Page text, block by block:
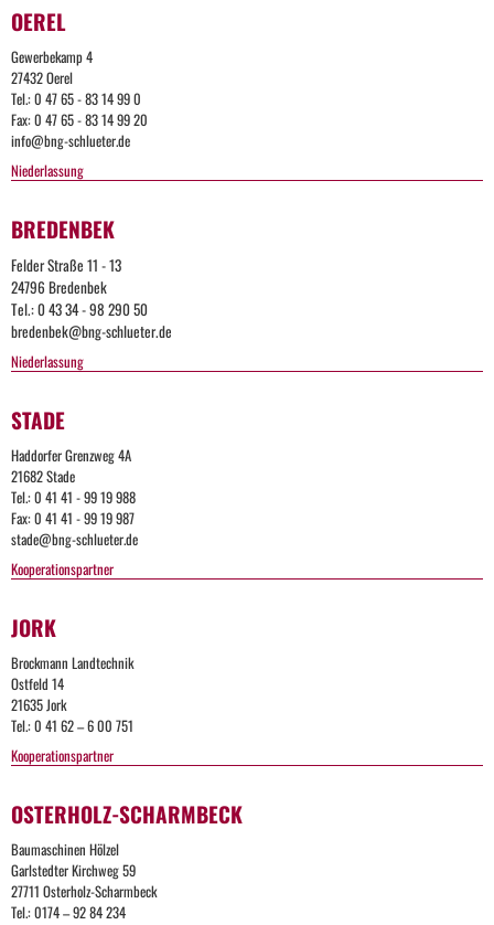
OEREL
Gewerbekamp 4
27432 Oerel
Tel.: 0 47 65 - 83 14 99 0
Fax: 0 47 65 - 83 14 99 20
info@bng-schlueter.de
Niederlassung
BREDENBEK
Felder Straße 11 - 13
24796 Bredenbek
Tel.: 0 43 34 - 98 290 50
bredenbek@bng-schlueter.de
Niederlassung
STADE
Haddorfer Grenzweg 4A
21682 Stade
Tel.: 0 41 41 - 99 19 988
Fax: 0 41 41 - 99 19 987
stade@bng-schlueter.de
Kooperationspartner
JORK
Brockmann Landtechnik
Ostfeld 14
21635 Jork
Tel.: 0 41 62 – 6 00 751
Kooperationspartner
OSTERHOLZ-SCHARMBECK
Baumaschinen Hölzel
Garlstedter Kirchweg 59
27711 Osterholz-Scharmbeck
Tel.: 0174 – 92 84 234